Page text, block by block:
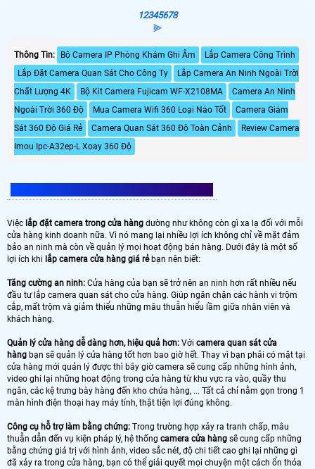
12345678
⫸
Thông Tin: Bộ Camera IP Phòng Khám Ghi Âm
Lắp Camera Công Trình
Lắp Đặt Camera Quan Sát Cho Công Ty
Lắp Camera An Ninh Ngoài Trời
Chất Lượng 4K
Bộ Kit Camera Fujicam WF-X2108MA
Camera An Ninh
Ngoài Trời 360 Độ
Mua Camera Wifi 360 Loại Nào Tốt
Camera Giám
Sát 360 Độ Giá Rẻ
Camera Quan Sát 360 Độ Toàn Cảnh
Review Camera
Imou Ipc-A32ep-L Xoay 360 Độ
Việc lắp đặt camera trong cửa hàng dường như không còn gì xa lạ đối với mỗi
cửa hàng kinh doanh nữa. Vì nó mang lại nhiều lợi ích không chỉ về mặt đảm
bảo an ninh mà còn về quản lý mọi hoạt động bán hàng. Dưới đây là một số
lợi ích khi lắp camera cửa hàng giá rẻbạn nên biết:
Tăng cường an ninh: Cửa hàng của bạn sẽ trở nên an ninh hơn rất nhiều nếu
đầu tư lắp camera quan sát cho cửa hàng. Giúp ngăn chặn các hành vi trộm
cắp, mất trộm và giảm thiểu những mâu thuẫn hiểu lầm giữa nhân viên và
khách hàng.
Quản lý cửa hàng dễ dàng hơn, hiệu quả hơn: Với camera quan sát cửa
hàng bạn sẽ quản lý cửa hàng tốt hơn bao giờ hết. Thay vì bạn phải có mặt tại
cửa hàng mới quản lý được thì bây giờ camera sẽ cung cấp những hình ảnh,
video ghi lại những hoạt động trong cửa hàng từ khu vực ra vào, quầy thu
ngân, các kệ trưng bày hàng đến kho chứa hàng, ... Tất cả chỉ nằm gọn trong 1
màn hình điện thoại hay máy tính, thật tiện lợi đúng không.
Công cụ hỗ trợ làm bằng chứng: Trong trường hợp xảy ra tranh chấp, mâu
thuẫn dẫn đến vụ kiện pháp lý, hệ thống camera cửa hàng sẽ cung cấp những
bằng chứng giá trị với hình ảnh, video sắc nét, độ chi tiết cao ghi lại những gì
đã xảy ra trong cửa hàng, bạn có thể giải quyết mọi chuyện một cách ổn thỏa